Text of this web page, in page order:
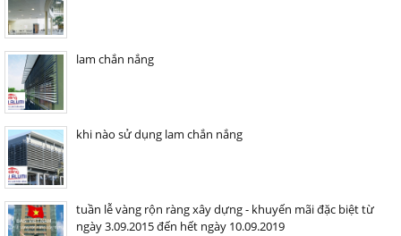
lam chắn nắng
khi nào sử dụng lam chắn nắng
tuần lễ vàng rộn ràng xây dựng - khuyến mãi đặc biệt từ
ngày 3.09.2015 đến hết ngày 10.09.2019